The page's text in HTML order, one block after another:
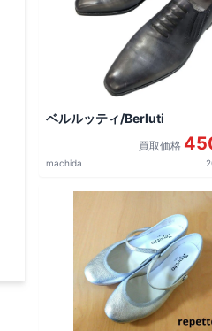
ベルルッティ/Berluti
買取価格
machida